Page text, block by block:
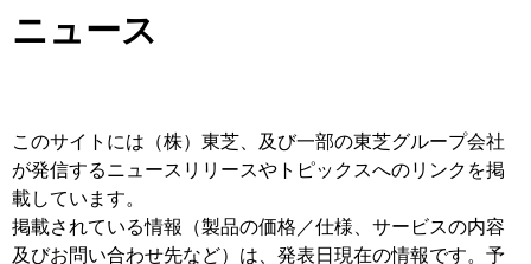
ニュース
このサイトには（株）東芝、及び一部の東芝グループ会社
が発信するニュースリリースやトピックスへのリンクを掲
載しています。
掲載されている情報（製品の価格／仕様、サービスの内容
及びお問い合わせ先など）は、発表日現在の情報です。予